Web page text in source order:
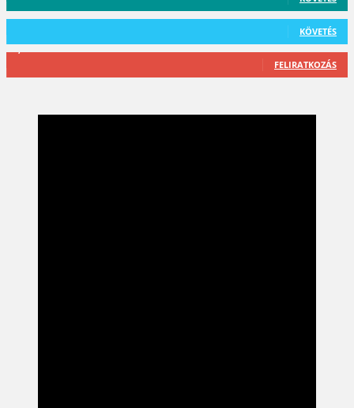
101 Követő
KÖVETÉS
2,589 Feliratkozó
FELIRATKOZÁS